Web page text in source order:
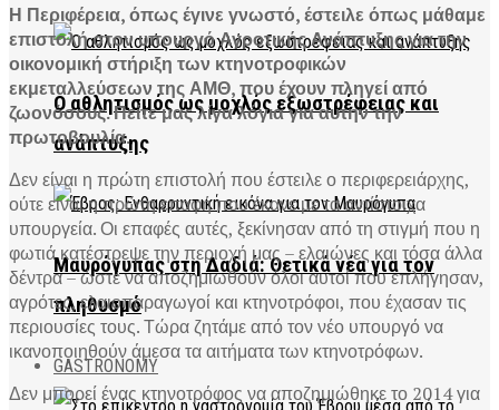
Ο αθλητισμός ως μοχλός εξωστρέφειας και
ανάπτυξης
Μαυρόγυπας στη Δαδιά: Θετικά νέα για τον
πληθυσμό
GASTRONOMY
Η Περιφέρεια, όπως έγινε γνωστό, έστειλε όπως μάθαμε
επιστολή στον υπουργό Αγροτικής Ανάπτυξης για την
οικονομική στήριξη των κτηνοτροφικών
εκμεταλλεύσεων της ΑΜΘ, που έχουν πληγεί από
ζωονόσους. Πείτε μας λίγα λόγια για αυτην την
πρωτοβουλία.
Δεν είναι η πρώτη επιστολή που έστειλε ο περιφερειάρχης,
ούτε είναι η πρώτη επαφή που έκανε με τα αντίστοιχα
υπουργεία. Οι επαφές αυτές, ξεκίνησαν από τη στιγμή που η
φωτιά κατέστρεψε την περιοχή μας – ελαιώνες και τόσα άλλα
δέντρα – ώστε να αποζημιωθούν όλοι αυτοί που επλήγησαν,
αγρότες, ελαιοπαραγωγοί και κτηνοτρόφοι, που έχασαν τις
περιουσίες τους. Τώρα ζητάμε από τον νέο υπουργό να
ικανοποιηθούν άμεσα τα αιτήματα των κτηνοτρόφων.
Δεν μπορεί ένας κτηνοτρόφος να αποζημιώθηκε το 2014 για